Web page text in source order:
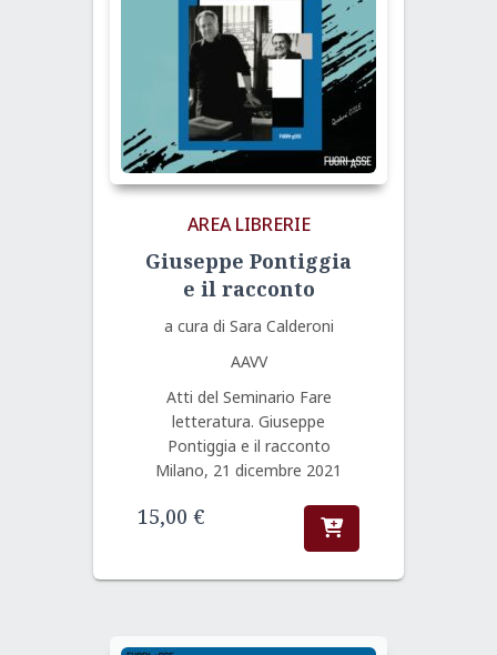
AREA LIBRERIE
Giuseppe Pontiggia
e il racconto
a cura di Sara Calderoni
AAVV
Atti del Seminario Fare
letteratura. Giuseppe
Pontiggia e il racconto
Milano, 21 dicembre 2021
15,00 €